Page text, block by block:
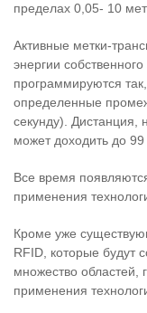
пределах 0,05- 10
Активные метки-
энергии
программируются
определенные
секунду). Дистанция,
может доходить до 99
Все время
применения
Кроме уже
RFID, которые будут
множество областей,
применения